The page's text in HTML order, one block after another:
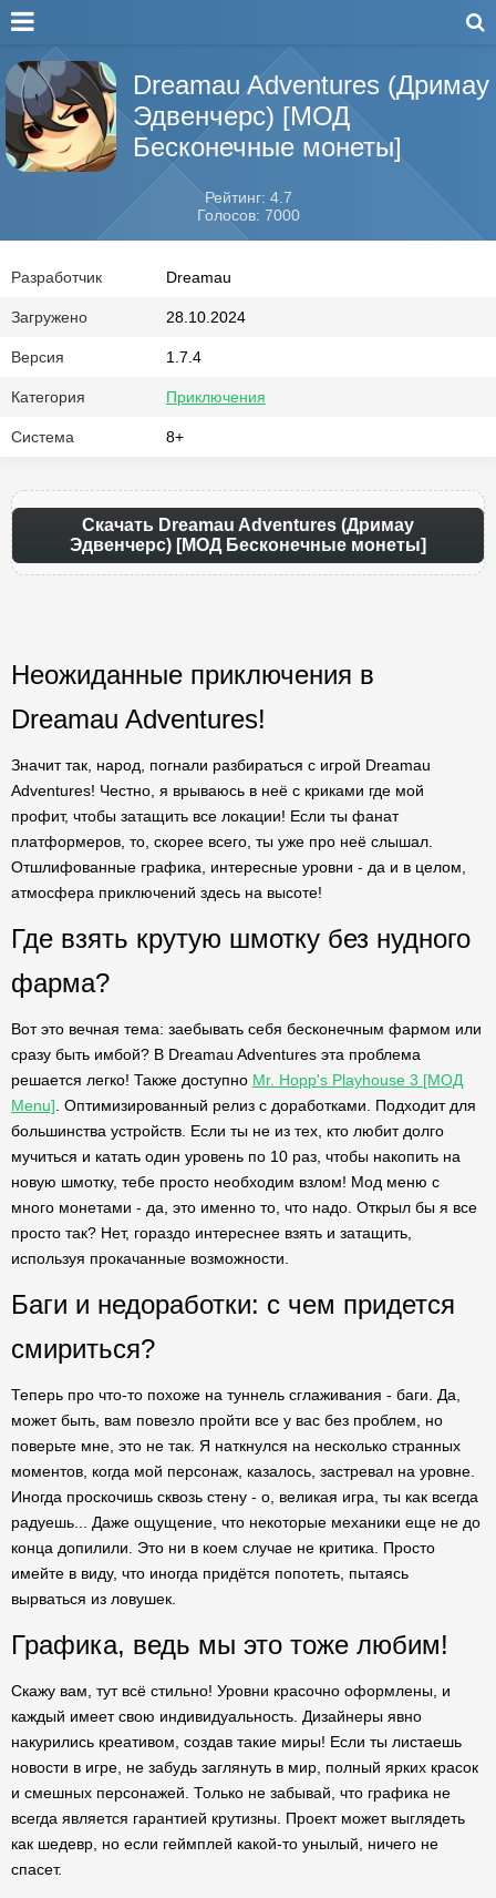
Dreamau Adventures (Дримау
Эдвенчерс) [МОД
Бесконечные монеты]
Рейтинг: 4.7
Голосов: 7000
Разработчик Dreamau
Загружено 28.10.2024
Версия 1.7.4
Категория Приключения
Система 8+
Скачать Dreamau Adventures (Дримау
Эдвенчерс) [МОД Бесконечные монеты]
Неожиданные приключения в
Dreamau Adventures!
Значит так, народ, погнали разбираться с игрой Dreamau
Adventures! Честно, я врываюсь в неё с криками где мой
профит, чтобы затащить все локации! Если ты фанат
платформеров, то, скорее всего, ты уже про неё слышал.
Отшлифованные графика, интересные уровни - да и в целом,
атмосфера приключений здесь на высоте!
Где взять крутую шмотку без нудного
фарма?
Вот это вечная тема: заебывать себя бесконечным фармом или
сразу быть имбой? В Dreamau Adventures эта проблема
решается легко! Также доступно Mr. Hopp's Playhouse 3 [МОД
Menu] . Оптимизированный релиз с доработками. Подходит для
большинства устройств. Если ты не из тех, кто любит долго
мучиться и катать один уровень по 10 раз, чтобы накопить на
новую шмотку, тебе просто необходим взлом! Мод меню с
много монетами - да, это именно то, что надо. Открыл бы я все
просто так? Нет, гораздо интереснее взять и затащить,
используя прокачанные возможности.
Баги и недоработки: с чем придется
смириться?
Теперь про что-то похоже на туннель сглаживания - баги. Да,
может быть, вам повезло пройти все у вас без проблем, но
поверьте мне, это не так. Я наткнулся на несколько странных
моментов, когда мой персонаж, казалось, застревал на уровне.
Иногда проскочишь сквозь стену - о, великая игра, ты как всегда
радуешь... Даже ощущение, что некоторые механики еще не до
конца допилили. Это ни в коем случае не критика. Просто
имейте в виду, что иногда придётся попотеть, пытаясь
вырваться из ловушек.
Графика, ведь мы это тоже любим!
Скажу вам, тут всё стильно! Уровни красочно оформлены, и
каждый имеет свою индивидуальность. Дизайнеры явно
накурились креативом, создав такие миры! Если ты листаешь
новости в игре, не забудь заглянуть в мир, полный ярких красок
и смешных персонажей. Только не забывай, что графика не
всегда является гарантией крутизны. Проект может выглядеть
как шедевр, но если геймплей какой-то унылый, ничего не
спасет.